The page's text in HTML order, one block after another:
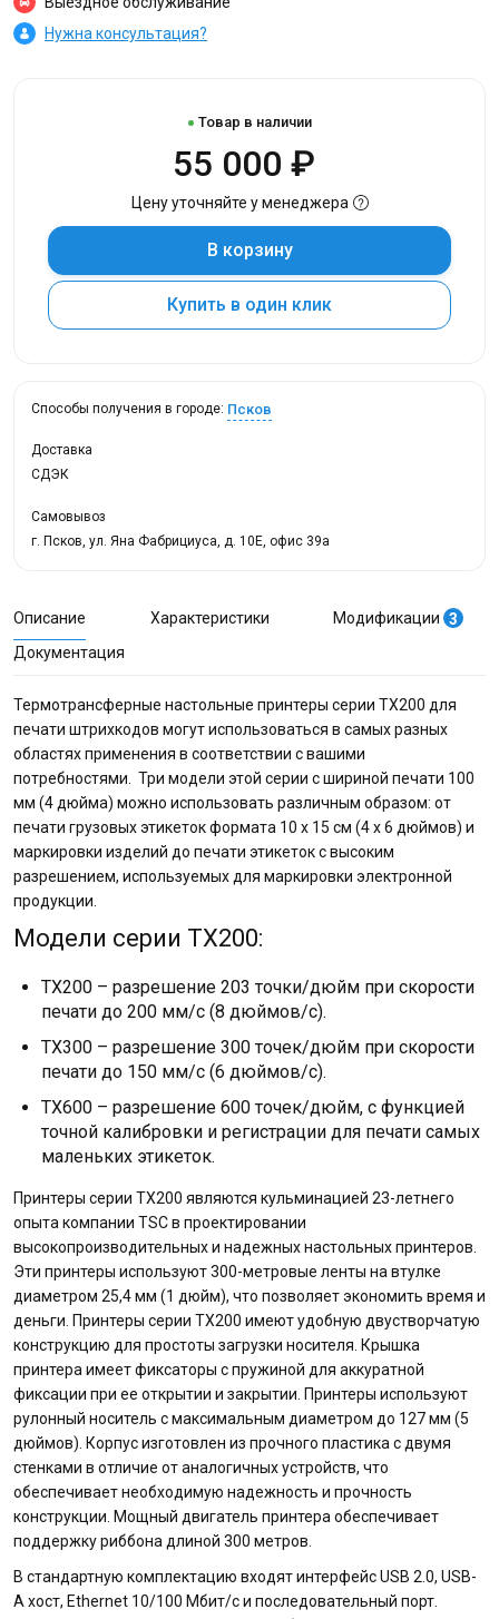
Нужна консультация?
Товар в наличии
55 000 ₽
Цену уточняйте у менеджера
В корзину
Купить в один клик
Способы получения в городе: Псков
Доставка
СДЭК
Самовывоз
г. Псков, ул. Яна Фабрициуса, д. 10Е, офис 39а
Описание Характеристики Модификации 3
Документация
Термотрансферные настольные принтеры серии TX200 для
печати штрихкодов могут использоваться в самых разных
областях применения в соответствии с вашими
потребностями. Три модели этой серии с шириной печати 100
мм (4 дюйма) можно использовать различным образом: от
печати грузовых этикеток формата 10 x 15 см (4 x 6 дюймов) и
маркировки изделий до печати этикеток с высоким
разрешением, используемых для маркировки электронной
продукции.
Модели серии TX200:
TX200 – разрешение 203 точки/дюйм при скорости
печати до 200 мм/с (8 дюймов/с).
TX300 – разрешение 300 точек/дюйм при скорости
печати до 150 мм/с (6 дюймов/с).
TX600 – разрешение 600 точек/дюйм, с функцией
точной калибровки и регистрации для печати самых
маленьких этикеток.
Принтеры серии TX200 являются кульминацией 23-летнего
опыта компании TSC в проектировании
высокопроизводительных и надежных настольных принтеров.
Эти принтеры используют 300-метровые ленты на втулке
диаметром 25,4 мм (1 дюйм), что позволяет экономить время и
деньги. Принтеры серии ТХ200 имеют удобную двустворчатую
конструкцию для простоты загрузки носителя. Крышка
принтера имеет фиксаторы с пружиной для аккуратной
фиксации при ее открытии и закрытии. Принтеры используют
рулонный носитель с максимальным диаметром до 127 мм (5
дюймов). Корпус изготовлен из прочного пластика с двумя
стенками в отличие от аналогичных устройств, что
обеспечивает необходимую надежность и прочность
конструкции. Мощный двигатель принтера обеспечивает
поддержку риббона длиной 300 метров.
В стандартную комплектацию входят интерфейс USB 2.0, USB-
A хост, Ethernet 10/100 Мбит/с и последовательный порт.